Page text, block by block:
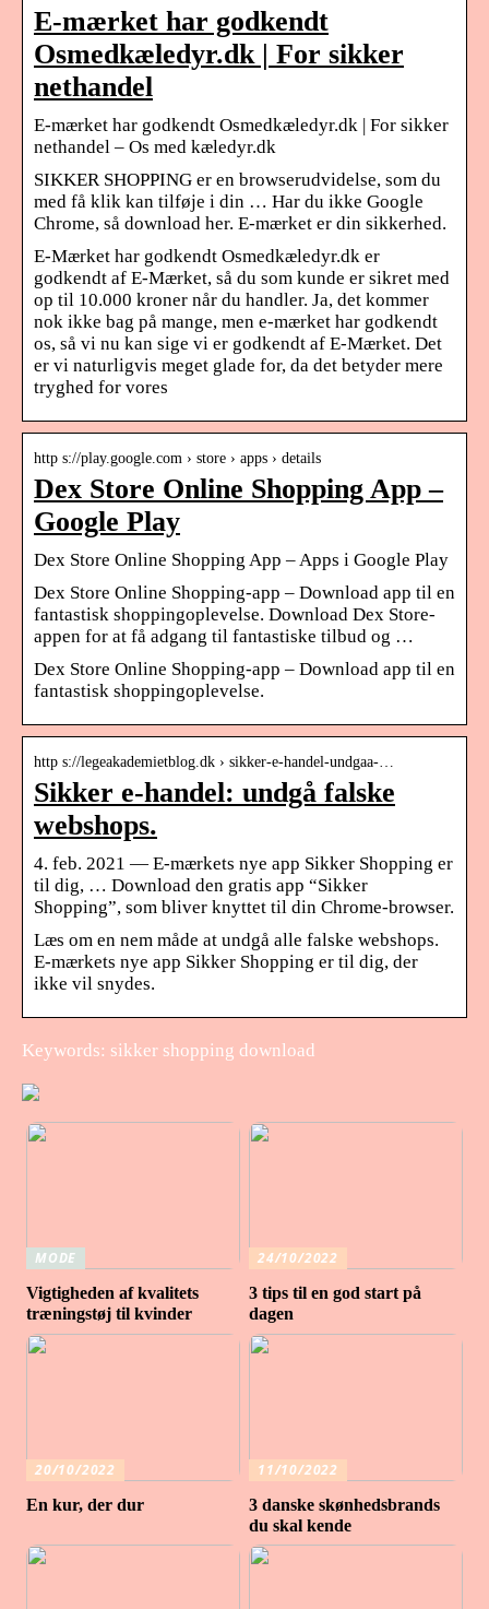
E-mærket har godkendt
Osmedkæledyr.dk | For sikker
nethandel
E-mærket har godkendt Osmedkæledyr.dk | For sikker
nethandel – Os med kæledyr.dk
SIKKER SHOPPING er en browserudvidelse, som du
med få klik kan tilføje i din … Har du ikke Google
Chrome, så download her. E-mærket er din sikkerhed.
E-Mærket har godkendt Osmedkæledyr.dk er
godkendt af E-Mærket, så du som kunde er sikret med
op til 10.000 kroner når du handler. Ja, det kommer
nok ikke bag på mange, men e-mærket har godkendt
os, så vi nu kan sige vi er godkendt af E-Mærket. Det
er vi naturligvis meget glade for, da det betyder mere
tryghed for vores
http s://play.google.com › store › apps › details
Dex Store Online Shopping App –
Google Play
Dex Store Online Shopping App – Apps i Google Play
Dex Store Online Shopping-app – Download app til en
fantastisk shoppingoplevelse. Download Dex Store-
appen for at få adgang til fantastiske tilbud og …
Dex Store Online Shopping-app – Download app til en
fantastisk shoppingoplevelse.
http s://legeakademietblog.dk › sikker-e-handel-undgaa-…
Sikker e-handel: undgå falske
webshops.
4. feb. 2021 — E-mærkets nye app Sikker Shopping er
til dig, … Download den gratis app “Sikker
Shopping”, som bliver knyttet til din Chrome-browser.
Læs om en nem måde at undgå alle falske webshops.
E-mærkets nye app Sikker Shopping er til dig, der
ikke vil snydes.
Keywords: sikker shopping download
MODE
Vigtigheden af ​​kvalitets
træningstøj til kvinder
24/10/2022
3 tips til en god start på
dagen
20/10/2022
En kur, der dur
11/10/2022
3 danske skønhedsbrands
du skal kende